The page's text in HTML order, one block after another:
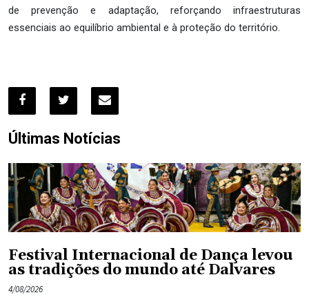
de prevenção e adaptação, reforçando infraestruturas
essenciais ao equilíbrio ambiental e à proteção do território.
Últimas Notícias
Festival Internacional de Dança levou
as tradições do mundo até Dalvares
4/08/2026